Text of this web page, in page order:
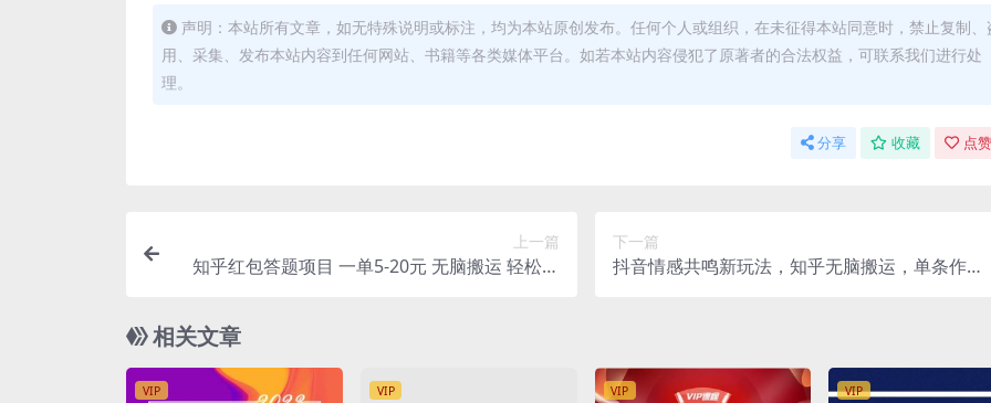
声明：本站所有文章，如无特殊说明或标注，均为本站原创发布。任何个人或组织，在未征得本站同意时，禁止复制、
用、采集、发布本站内容到任何网站、书籍等各类媒体平台。如若本站内容侵犯了原著者的合法权益，可联系我们进行处
理。
分享 收藏 点
上一篇
知乎红包答题项目 一单5-20元 无脑搬运 轻松日
下一篇
抖音情感共鸣新玩法，知乎无脑搬运，单条作品
相关文章
VIP VIP VIP VIP